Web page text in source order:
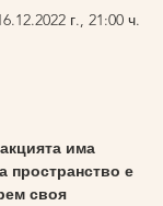
г., 21:00 ч.
има
пространство е
своя